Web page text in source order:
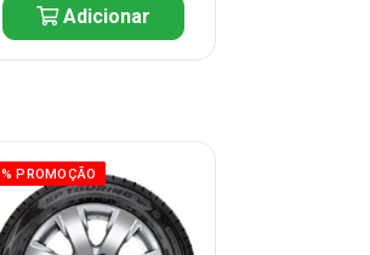
Adicionar
% PROMOÇÃO